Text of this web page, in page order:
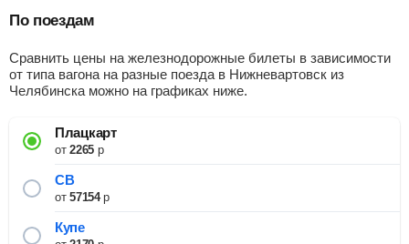
По поездам
Сравнить цены на железнодорожные билеты в зависимости
от типа вагона на разные поезда в Нижневартовск из
Челябинска можно на графиках ниже.
Плацкарт
от2265р
СВ
от57154р
Купе